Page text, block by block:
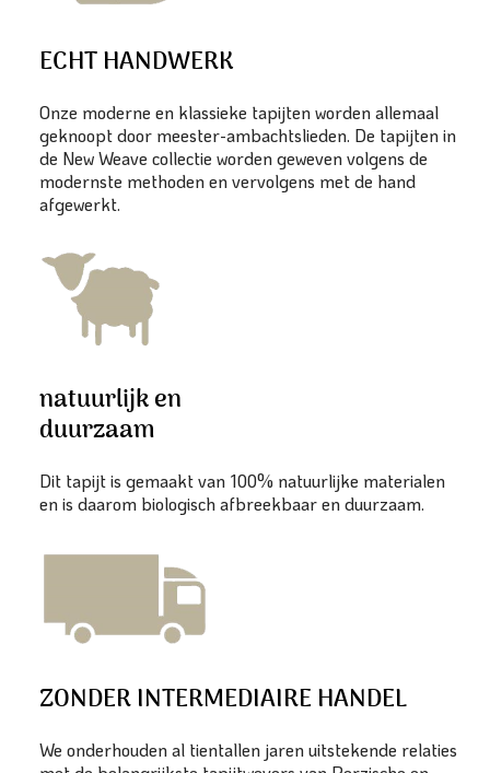
ECHT HANDWERK
Onze moderne en klassieke tapijten worden allemaal
geknoopt door meester-ambachtslieden. De tapijten in
de New Weave collectie worden geweven volgens de
modernste methoden en vervolgens met de hand
afgewerkt.
natuurlijk en
duurzaam
Dit tapijt is gemaakt van 100% natuurlijke materialen
en is daarom biologisch afbreekbaar en duurzaam.
ZONDER INTERMEDIAIRE HANDEL
We onderhouden al tientallen jaren uitstekende relaties